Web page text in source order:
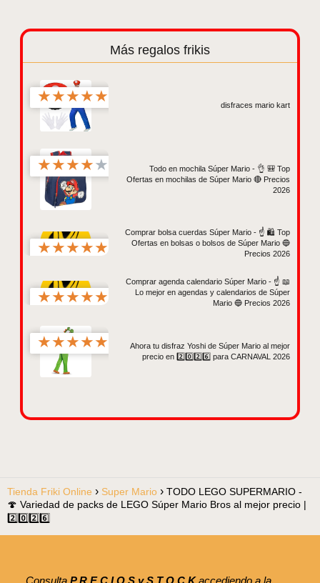
Más regalos frikis
★★★★★
disfraces mario kart
★★★★★
Todo en mochila Súper Mario - 👌 🎒 Top
Ofertas en mochilas de Súper Mario 🔴 Precios
2026
★★★★★
Comprar bolsa cuerdas Súper Mario - ☝️ 🛍️ Top
Ofertas en bolsas o bolsos de Súper Mario 🔵
Precios 2026
★★★★★
Comprar agenda calendario Súper Mario - ☝️ 📖
Lo mejor en agendas y calendarios de Súper
Mario 🔵 Precios 2026
★★★★★
Ahora tu disfraz Yoshi de Súper Mario al mejor
precio en 2️⃣0️⃣2️⃣6️⃣ para CARNAVAL 2026
Tienda Friki Online Super Mario
TODO LEGO SUPERMARIO -
🍄 Variedad de packs de LEGO Súper Mario Bros al mejor precio |
2️⃣0️⃣2️⃣6️⃣